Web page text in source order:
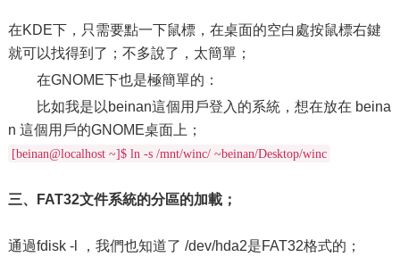
在KDE下，只需要點一下鼠標，在桌面的空白處按鼠標右鍵
就可以找得到了；不多說了，太簡單；
在GNOME下也是極簡單的：
比如我是以beinan這個用戶登入的系統，想在放在 beina
n 這個用戶的GNOME桌面上；
[beinan@localhost ~]$ ln -s /mnt/winc/ ~beinan/Desktop/winc
三、FAT32文件系統的分區的加載；
通過fdisk -l ，我們也知道了 /dev/hda2是FAT32格式的；